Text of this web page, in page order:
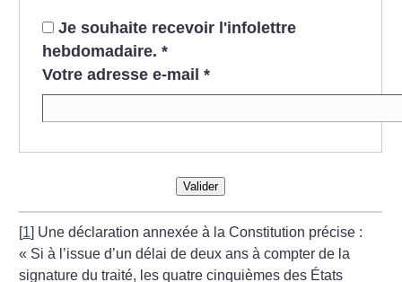
Je souhaite recevoir l'infolettre
hebdomadaire. *
Votre adresse e-mail *
Valider
[1] Une déclaration annexée à la Constitution précise :
« Si à l’issue d’un délai de deux ans à compter de la
signature du traité, les quatre cinquièmes des États